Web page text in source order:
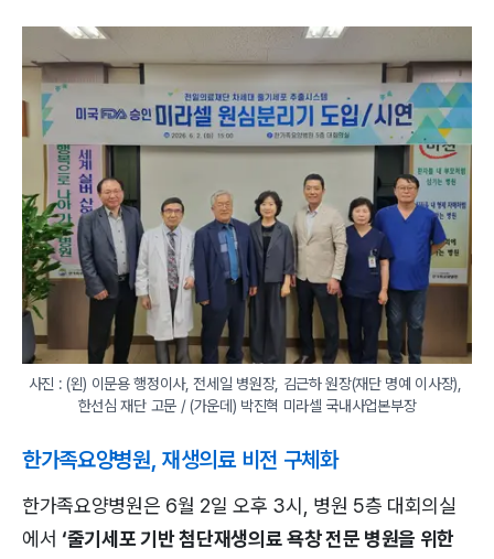
사진 : (왼) 이문용 행정이사, 전세일 병원장, 김근하 원장(재단 명예 이사장),
한선심 재단 고문 / (가운데) 박진혁 미라셀 국내사업본부장
한가족요양병원, 재생의료 비전 구체화
한가족요양병원은 6월 2일 오후 3시, 병원 5층 대회의실
에서 ‘줄기세포 기반 첨단재생의료 욕창 전문 병원을 위한